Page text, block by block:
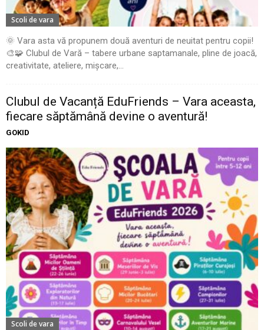
Scoli de vara
🌞 Vara asta vă propunem două aventuri de neuitat pentru copii!
🎨🧩 Clubul de Vară – tabere urbane saptamanale, pline de joacă,
creativitate, ateliere, mișcare,...
Clubul de Vacanță EduFriends – Vara aceasta,
fiecare săptămână devine o aventură!
GOKID
Scoli de vara